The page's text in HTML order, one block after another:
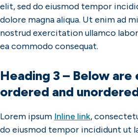
elit, sed do eiusmod tempor
dolore magna aliqua. Ut enim ad
nostrud exercitation ullamco
ea commodo consequat.
Heading 3 – Below are
ordered and
Lorem ipsum Inline link,
do eiusmod tempor incididunt ut